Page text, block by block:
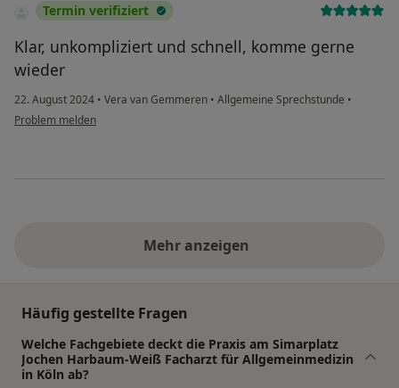
Termin verifiziert
Klar, unkompliziert und schnell, komme gerne
wieder
22. August 2024 • Vera van Gemmeren • Allgemeine Sprechstunde •
Problem melden
Mehr anzeigen
Häufig gestellte Fragen
Welche Fachgebiete deckt die Praxis am Simarplatz
Jochen Harbaum-Weiß Facharzt für Allgemeinmedizin
in Köln ab?